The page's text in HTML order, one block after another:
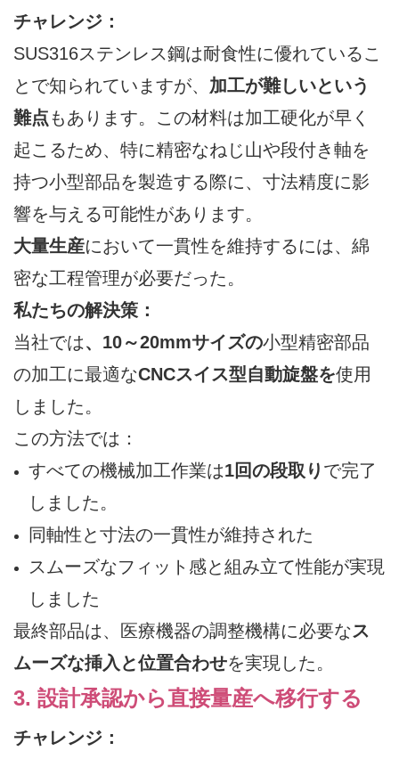
チャレンジ：
SUS316ステンレス鋼は耐食性に優れているこ
とで知られていますが、 加工が難しいという
難点もあります。この材料は加工硬化が早く
起こるため、特に精密なねじ山や段付き軸を
持つ小型部品を製造する際に、寸法精度に影
響を与える可能性があります。
大量生産において一貫性を維持するには、綿
密な工程管理が必要だった。
私たちの解決策：
当社では、10～20mmサイズの小型精密部品
の加工に最適なCNCスイス型自動旋盤を使用
しました。
この方法では：
すべての機械加工作業は1回の段取り で完了
しました。
同軸性と寸法の一貫性が維持された
スムーズなフィット感と組み立て性能が実現
しました
最終部品は、医療機器の調整機構に必要なス
ムーズな挿入と位置合わせを実現した。
3. 設計承認から直接量産へ移行する
チャレンジ：